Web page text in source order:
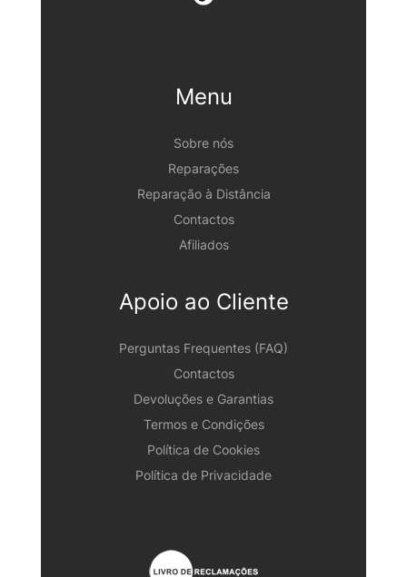
Menu
Sobre nós
Reparações
Reparação à Distância
Contactos
Afiliados
Apoio ao Cliente
Perguntas Frequentes (FAQ)
Contactos
Devoluções e Garantias
Termos e Condições
Política de Cookies
Política de Privacidade